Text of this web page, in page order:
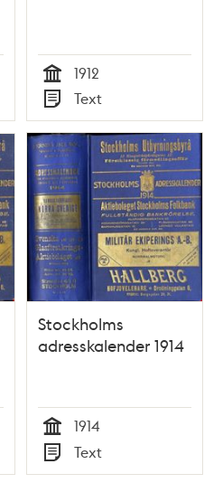
Tid
1912
Typ
Text
Stockholms
adresskalender 1914
Tid
1914
Typ
Text